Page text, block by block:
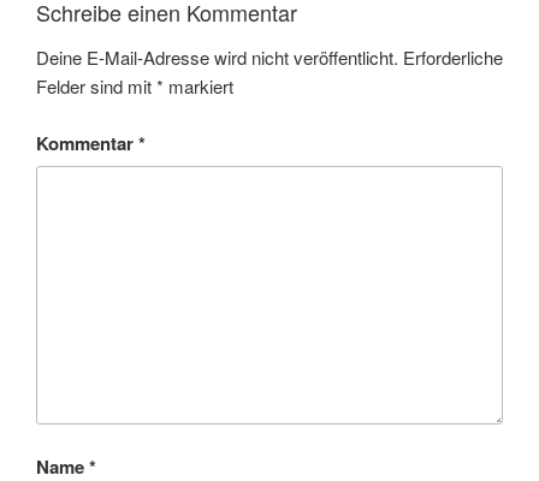
Schreibe einen Kommentar
Deine E-Mail-Adresse wird nicht veröffentlicht. Erforderliche
Felder sind mit* markiert
Kommentar*
Name*